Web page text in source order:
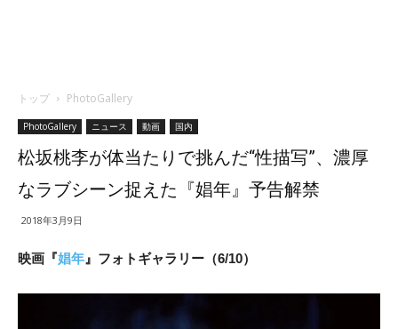
トップ PhotoGallery
PhotoGallery ニュース 動画 国内
松坂桃李が体当たりで挑んだ“性描写”、濃厚
なラブシーン捉えた『娼年』予告解禁
2018年3月9日
映画『娼年 』フォトギャラリー（6/10）